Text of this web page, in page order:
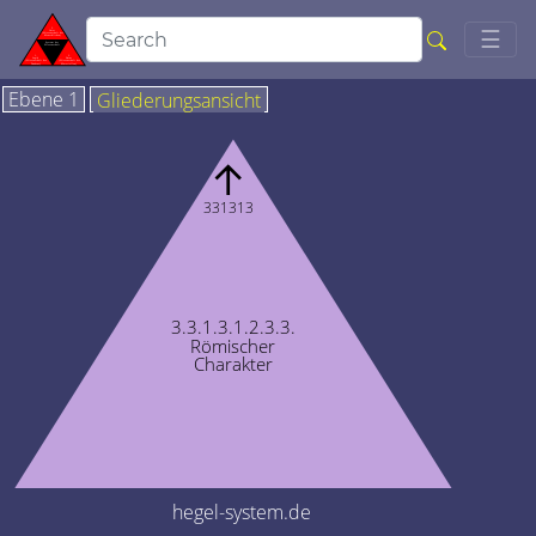
☰
Ebene 1 Gliederungsansicht
3.3.1.3.1.2.3.3.
Römischer
Charakter
↑
331313
hegel-system.de